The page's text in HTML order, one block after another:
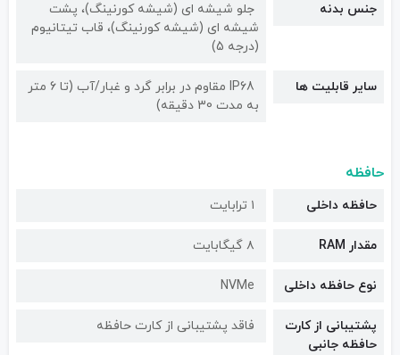
جنس بدنه
جلو شیشه ای (شیشه کورنینگ)، پشت
شیشه ای (شیشه کورنینگ)، قاب تیتانیوم
(درجه 5)
سایر قابلیت ها
IP68 مقاوم در برابر گرد و غبار/آب (تا 6 متر
به مدت 30 دقیقه)
حافظه
حافظه داخلی ۱ ترابایت
مقدار RAM ۸ گیگابایت
نوع حافظه داخلی NVMe
پشتیبانی از کارت
حافظه جانبی
فاقد پشتیبانی از کارت حافظه